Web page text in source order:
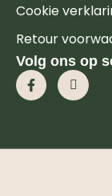
Cookie
Retour
Volg ons op